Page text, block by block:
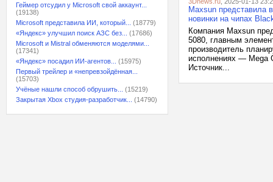
Геймер отсудил у Microsoft свой аккаунт...
(19138)
Microsoft представила ИИ, который...
(18779)
«Яндекс» улучшил поиск АЗС без...
(17686)
Microsoft и Mistral обменяются моделями...
(17341)
«Яндекс» посадил ИИ-агентов...
(15975)
Первый трейлер и «непревзойдённая...
(15703)
Учёные нашли способ обрушить...
(15219)
Закрытая Xbox студия-разработчик...
(14790)
Maxsun представила
новинки на чипах
Компания Maxsun
5080, главным
производитель
исполнениях — Mega
Источник...